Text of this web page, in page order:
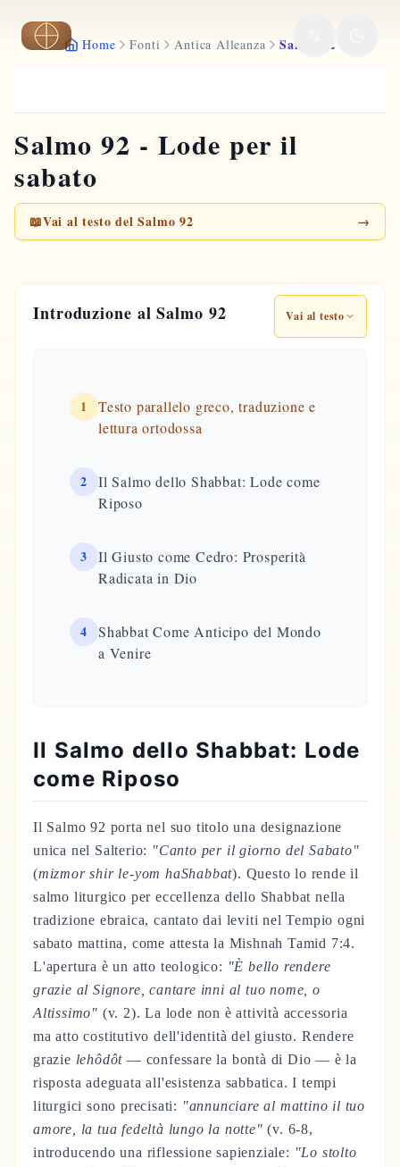
Vai al contenuto principale
Home Fonti Antica Alleanza Salmo 92
Salmo 92 - Lode per il
sabato
📖Vai al testo del Salmo 92 →
Introduzione al Salmo 92 Vai al testo
1
Testo parallelo greco, traduzione e
lettura ortodossa
2
Il Salmo dello Shabbat: Lode come
Riposo
3
Il Giusto come Cedro: Prosperità
Radicata in Dio
4
Shabbat Come Anticipo del Mondo
a Venire
Il Salmo dello Shabbat: Lode
come Riposo
Il Salmo 92 porta nel suo titolo una designazione
unica nel Salterio: "Canto per il giorno del Sabato"
(mizmor shir le-yom haShabbat). Questo lo rende il
salmo liturgico per eccellenza dello Shabbat nella
tradizione ebraica, cantato dai leviti nel Tempio ogni
sabato mattina, come attesta la Mishnah Tamid 7:4.
L'apertura è un atto teologico: "È bello rendere
grazie al Signore, cantare inni al tuo nome, o
Altissimo" (v. 2). La lode non è attività accessoria
ma atto costitutivo dell'identità del giusto. Rendere
grazie lehôdôt — confessare la bontà di Dio — è la
risposta adeguata all'esistenza sabbatica. I tempi
liturgici sono precisati: "annunciare al mattino il tuo
amore, la tua fedeltà lungo la notte" (v. 6-8,
introducendo una riflessione sapienziale: "Lo stolto